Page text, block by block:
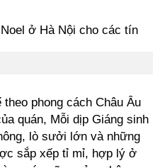
phong cách Châu Âu
quán, Mỗi dịp Giáng sinh
lò sưởi lớn và những
sắp xếp tỉ mỉ, hợp lý ở